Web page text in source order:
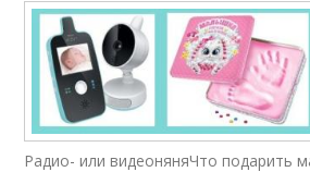
Радио- или видеоняняЧто подарить